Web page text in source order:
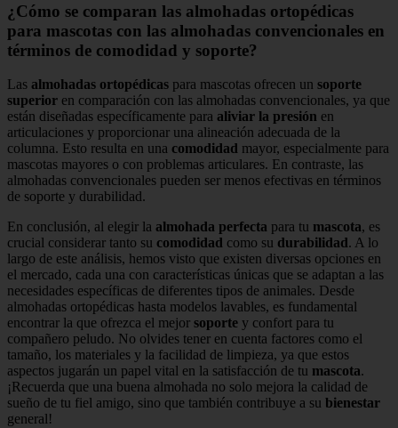
¿Cómo se comparan las almohadas ortopédicas
para mascotas con las almohadas convencionales en
términos de comodidad y soporte?
Las almohadas ortopédicas para mascotas ofrecen un soporte
superior en comparación con las almohadas convencionales, ya que
están diseñadas específicamente para aliviar la presión en
articulaciones y proporcionar una alineación adecuada de la
columna. Esto resulta en una comodidad mayor, especialmente para
mascotas mayores o con problemas articulares. En contraste, las
almohadas convencionales pueden ser menos efectivas en términos
de soporte y durabilidad.
En conclusión, al elegir la almohada perfecta para tu mascota, es
crucial considerar tanto su comodidad como su durabilidad . A lo
largo de este análisis, hemos visto que existen diversas opciones en
el mercado, cada una con características únicas que se adaptan a las
necesidades específicas de diferentes tipos de animales. Desde
almohadas ortopédicas hasta modelos lavables, es fundamental
encontrar la que ofrezca el mejor soporte y confort para tu
compañero peludo. No olvides tener en cuenta factores como el
tamaño, los materiales y la facilidad de limpieza, ya que estos
aspectos jugarán un papel vital en la satisfacción de tu mascota.
¡Recuerda que una buena almohada no solo mejora la calidad de
sueño de tu fiel amigo, sino que también contribuye a su bienestar
general!